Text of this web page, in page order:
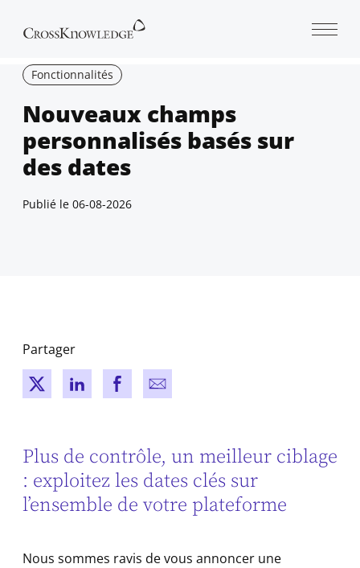
Fonctionnalités
Nouveaux champs
personnalisés basés sur
des dates
Publié le 06-08-2026
Partager
New windowNew window
New windowNew window
Plus de contrôle, un meilleur ciblage
: exploitez les dates clés sur
l’ensemble de votre plateforme
Nous sommes ravis de vous annoncer une